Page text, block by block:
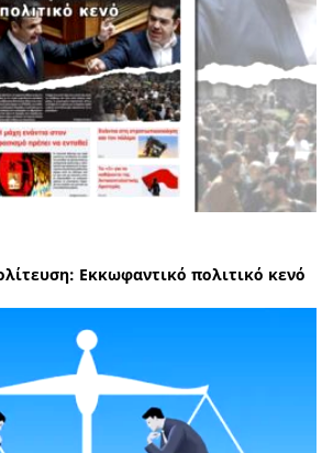
Εκκωφαντικό πολιτικό κενό